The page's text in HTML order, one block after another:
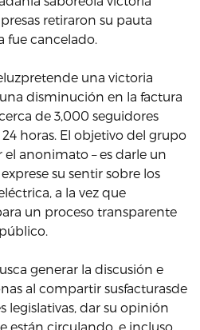
retiraron su pauta
fue cancelado.
una victoria
disminución en la factura
de 3,000 seguidores
horas. El objetivo del grupo
anonimato – es darle un
su sentir sobre los
a la vez que
un proceso transparente
generar la discusión e
al compartir susfacturasde
legislativas, dar su opinión
están circulando, e incluso,